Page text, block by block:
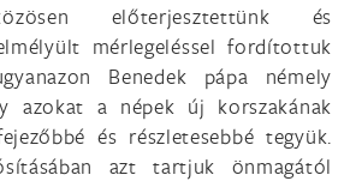
előterjesztettünk és
mérlegeléssel fordítottuk
Benedek pápa némely
azokat a népek új korszakának
és részletesebbé tegyük.
azt tartjuk önmagától